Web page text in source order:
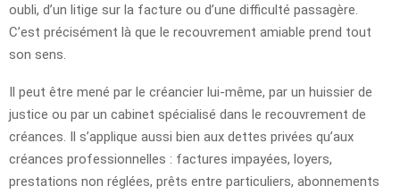
oubli, d’un litige sur la facture ou d’une difficulté passagère.
C’est précisément là que le recouvrement amiable prend tout
son sens.
Il peut être mené par le créancier lui-même, par un huissier de
justice ou par un cabinet spécialisé dans le recouvrement de
créances. Il s’applique aussi bien aux dettes privées qu’aux
créances professionnelles : factures impayées, loyers,
prestations non réglées, prêts entre particuliers, abonnements